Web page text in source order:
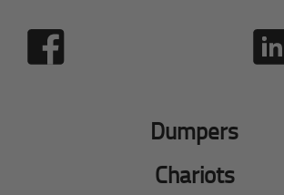
Dumpers
Chariots